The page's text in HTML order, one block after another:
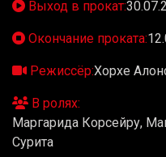
Выход в прокат:
Окончание проката:
Режиссёр:Хорхе
В ролях:
Маргарида Корсейру,
Cурита